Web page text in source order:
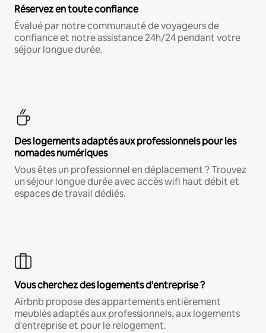
Réservez en toute confiance
Évalué par notre communauté de voyageurs de
confiance et notre assistance 24h/24 pendant votre
séjour longue durée.
Des logements adaptés aux professionnels pour les
nomades numériques
Vous êtes un professionnel en déplacement ? Trouvez
un séjour longue durée avec accès wifi haut débit et
espaces de travail dédiés.
Vous cherchez des logements d'entreprise ?
Airbnb propose des appartements entièrement
meublés adaptés aux professionnels, aux logements
d'entreprise et pour le relogement.